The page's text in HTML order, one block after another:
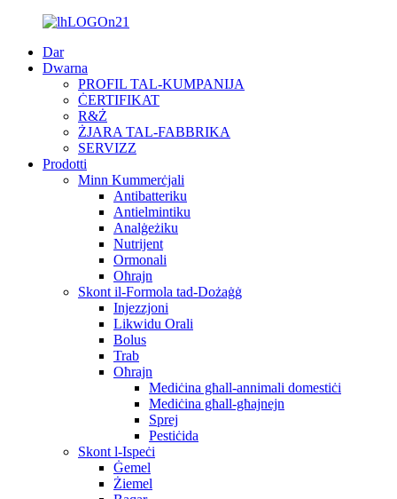
Dar
Dwarna
PROFIL TAL-KUMPANIJA
ĊERTIFIKAT
R&Ż
ŻJARA TAL-FABBRIKA
SERVIZZ
Prodotti
Minn Kummerċjali
Antibatteriku
Antielmintiku
Analġeżiku
Nutrijent
Ormonali
Oħrajn
Skont il-Formola tad-Dożaġġ
Injezzjoni
Likwidu Orali
Bolus
Trab
Oħrajn
Mediċina għall-annimali domestiċi
Mediċina għall-għajnejn
Sprej
Pestiċida
Skont l-Ispeċi
Ġemel
Żiemel